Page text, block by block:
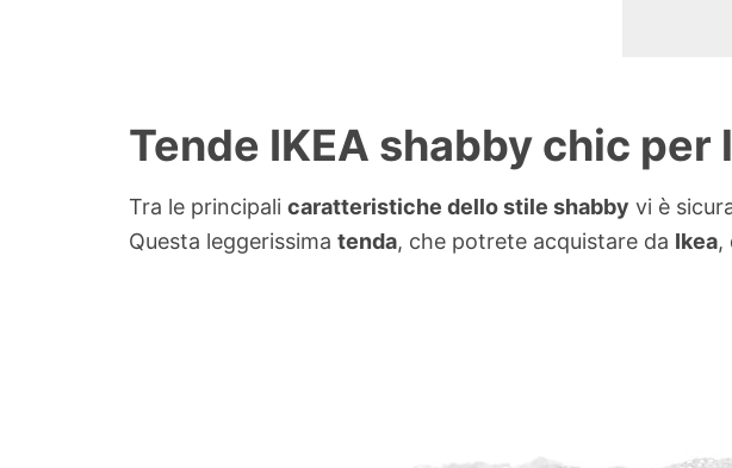
Tende IKEA shabby chic per
Tra le principali caratteristiche dello stile shabby vi è
Questa leggerissima tenda, che potrete acquistare da Ikea,